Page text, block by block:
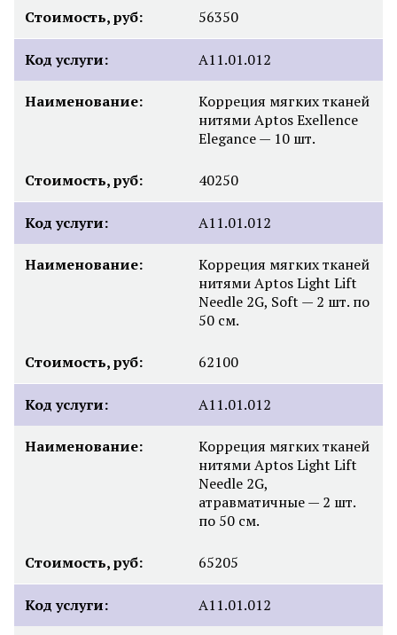
Стоимость, руб: 56350
Код услуги: A11.01.012
Наименование:
Корреция мягких тканей
нитями Aptos Exellence
Elegance — 10 шт.
Стоимость, руб: 40250
Код услуги: A11.01.012
Наименование:
Корреция мягких тканей
нитями Aptos Light Lift
Needle 2G, Soft — 2 шт. по
50 см.
Стоимость, руб: 62100
Код услуги: A11.01.012
Наименование:
Корреция мягких тканей
нитями Aptos Light Lift
Needle 2G,
атравматичные — 2 шт.
по 50 см.
Стоимость, руб: 65205
Код услуги: A11.01.012